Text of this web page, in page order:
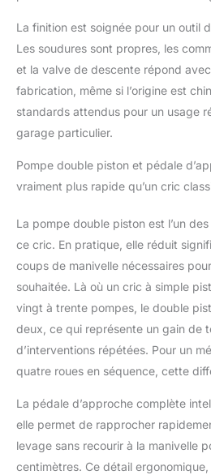
toute
est
2006/
d'une
d'une
au sol.
large
une
une
La finition est soignée pour un outil
Les soudures sont propres, les
et la valve de descente répond
fabrication, même si l’origine est
standards attendus pour un usage
garage particulier.
Pompe double piston et pédale
vraiment plus rapide qu’un cric
La pompe double piston est l’un
ce cric. En pratique, elle réduit
coups de manivelle nécessaires
souhaitée. Là où un cric à simple
vingt à trente pompes, le double
deux, ce qui représente un gain de
d’interventions répétées. Pour un
quatre roues en séquence, cette
La pédale d’approche complète
elle permet de rapprocher
levage sans recourir à la manivelle
centimètres. Ce détail